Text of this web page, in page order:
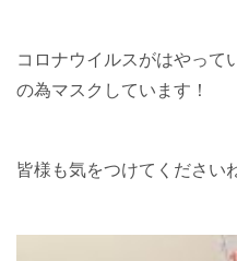
コロナウイルスがはやって
の為マスクしています！
皆様も気をつけてくださ